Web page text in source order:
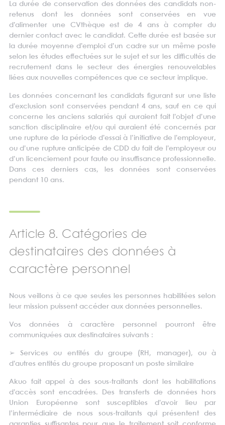
La durée de conservation des données des candidats non-
retenus dont les données sont conservées en vue
d’alimenter une CVthèque est de 4 ans à compter du
dernier contact avec le candidat. Cette durée est basée sur
la durée moyenne d’emploi d’un cadre sur un même poste
selon les études effectuées sur le sujet et sur les difficultés de
recrutement dans le secteur des énergies renouvelables
liées aux nouvelles compétences que ce secteur implique.
Les données concernant les candidats figurant sur une liste
d’exclusion sont conservées pendant 4 ans, sauf en ce qui
concerne les anciens salariés qui auraient fait l’objet d’une
sanction disciplinaire et/ou qui auraient été concernés par
une rupture de la période d’essai à l’initiative de l’employeur,
ou d’une rupture anticipée de CDD du fait de l’employeur ou
d’un licenciement pour faute ou insuffisance professionnelle.
Dans ces derniers cas, les données sont conservées
pendant 10 ans.
Article 8. Catégories de
destinataires des données à
caractère personnel
Nous veillons à ce que seules les personnes habilitées selon
leur mission puissent accéder aux données personnelles.
Vos données à caractère personnel pourront être
communiquées aux destinataires suivants :
➢Services ou entités du groupe (RH, manager), ou à
d’autres entités du groupe proposant un poste similaire
Akuo fait appel à des sous-traitants dont les habilitations
d’accès sont encadrées. Des transferts de données hors
Union Européenne sont susceptibles d’avoir lieu par
l’intermédiaire de nous sous-traitants qui présentent des